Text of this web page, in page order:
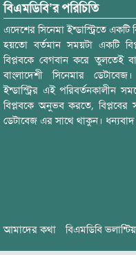
বিএমডিবি’র পরিচিতি
এদেশের সিনেমা ইন্ডাস্ট্রিতে একটি
হয়তো বর্তমান সময়টা একটি
বিপ্লবকে বেগবান করে তুলতেই
বাংলাদেশী সিনেমার
ইন্ডাস্ট্রির এই পরিবর্তনকালীন
বিপ্লবকে অনুভব করতে, বিপ্লবের
ডেটাবেজ এর সাথে থাকুন।
আমাদের কথা বিএমডিবি